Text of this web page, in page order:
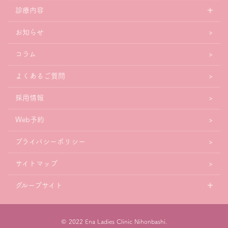
診療内容
お知らせ
コラム
よくあるご質問
採用情報
Web予約
プライバシーポリシー
サイトマップ
グループサイト
© 2022 Ena Ladies Clinic Nihonbashi.